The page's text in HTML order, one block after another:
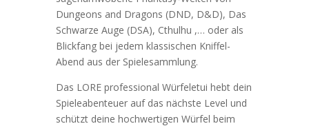
Dungeons and Dragons (DND, D&D), Das
Schwarze Auge (DSA), Cthulhu ,… oder als
Blickfang bei jedem klassischen Kniffel-
Abend aus der Spielesammlung.
Das LORE professional Würfeletui hebt dein
Spieleabenteuer auf das nächste Level und
schützt deine hochwertigen Würfel beim